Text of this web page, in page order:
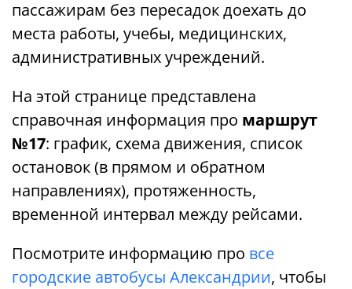
пассажирам без пересадок доехать до
места работы, учебы, медицинских,
административных учреждений.
На этой странице представлена ​​
справочная информация про маршрут
№17: график, схема движения, список
остановок (в прямом и обратном
направлениях), протяженность,
временной интервал между рейсами.
Посмотрите информацию про все
городские автобусы Александрии, чтобы